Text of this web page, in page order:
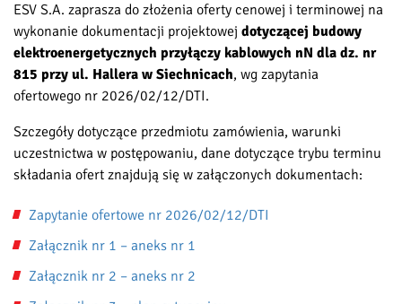
ESV S.A. zaprasza do złożenia oferty cenowej i terminowej na
wykonanie dokumentacji projektowej dotyczącej budowy
elektroenergetycznych przyłączy kablowych nN dla dz. nr
815 przy ul. Hallera w Siechnicach, wg zapytania
ofertowego nr 2026/02/12/DTI.
Szczegóły dotyczące przedmiotu zamówienia, warunki
uczestnictwa w postępowaniu, dane dotyczące trybu terminu
składania ofert znajdują się w załączonych dokumentach:
Zapytanie ofertowe nr 2026/02/12/DTI
Załącznik nr 1 – aneks nr 1
Załącznik nr 2 – aneks nr 2